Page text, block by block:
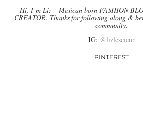
Hi, I’m Liz – Mexican born FASHION
CREATOR. Thanks for following along &
community.
IG: @lizlescieur
PINTEREST